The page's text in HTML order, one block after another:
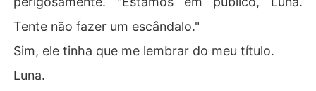
Tente não fazer um escândalo."
Sim, ele tinha que me lembrar do meu título.
Luna.